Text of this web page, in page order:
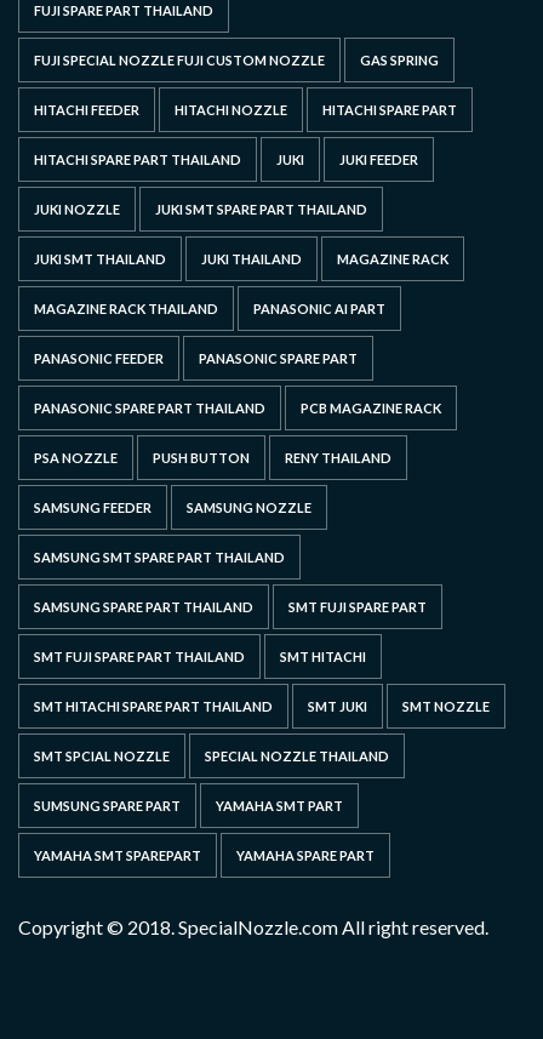
FUJI SPARE PART THAILAND
FUJI SPECIAL NOZZLE FUJI CUSTOM NOZZLE GAS SPRING
HITACHI FEEDER HITACHI NOZZLE HITACHI SPARE PART
HITACHI SPARE PART THAILAND JUKI JUKI FEEDER
JUKI NOZZLE JUKI SMT SPARE PART THAILAND
JUKI SMT THAILAND JUKI THAILAND MAGAZINE RACK
MAGAZINE RACK THAILAND PANASONIC AI PART
PANASONIC FEEDER PANASONIC SPARE PART
PANASONIC SPARE PART THAILAND PCB MAGAZINE RACK
PSA NOZZLE PUSH BUTTON RENY THAILAND
SAMSUNG FEEDER SAMSUNG NOZZLE
SAMSUNG SMT SPARE PART THAILAND
SAMSUNG SPARE PART THAILAND SMT FUJI SPARE PART
SMT FUJI SPARE PART THAILAND SMT HITACHI
SMT HITACHI SPARE PART THAILAND SMT JUKI SMT NOZZLE
SMT SPCIAL NOZZLE SPECIAL NOZZLE THAILAND
SUMSUNG SPARE PART YAMAHA SMT PART
YAMAHA SMT SPAREPART YAMAHA SPARE PART
Copyright © 2018. SpecialNozzle.com All right reserved.